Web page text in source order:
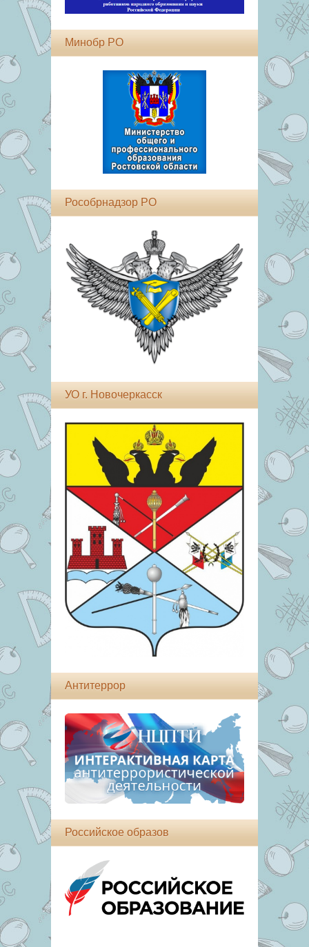
Минобр РО
Рособрнадзор РО
УО г. Новочеркасск
Антитеррор
Российское образов